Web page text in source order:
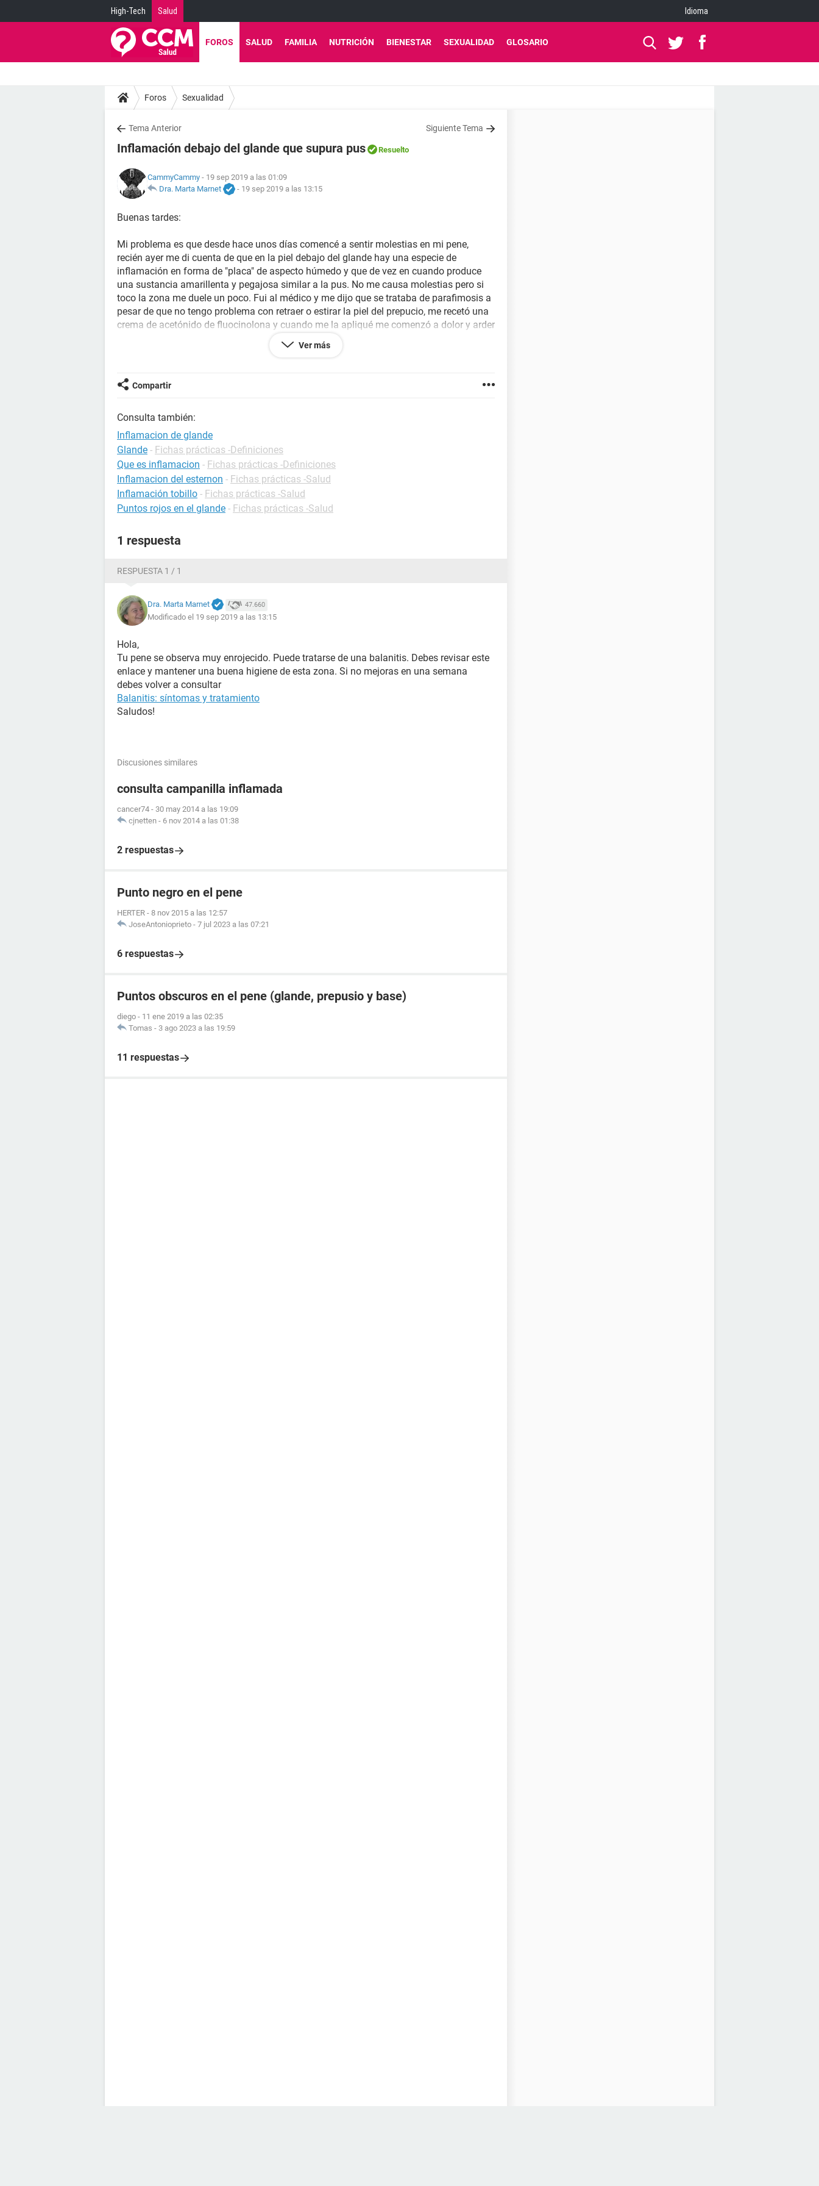
High-Tech Salud Idioma
FOROS SALUD FAMILIA NUTRICIÓN BIENESTAR SEXUALIDAD GLOSARIO
Foros Sexualidad
Tema Anterior Siguiente Tema
Inflamación debajo del glande que supura pus Resuelto
CammyCammy - 19 sep 2019 a las 01:09
Dra. Marta Marnet
- 19 sep 2019 a las 13:15
Buenas tardes:
Mi problema es que desde hace unos días comencé a sentir molestias en mi pene,
recién ayer me di cuenta de que en la piel debajo del glande hay una especie de
inflamación en forma de "placa" de aspecto húmedo y que de vez en cuando produce
una sustancia amarillenta y pegajosa similar a la pus. No me causa molestias pero si
toco la zona me duele un poco. Fui al médico y me dijo que se trataba de parafimosis a
pesar de que no tengo problema con retraer o estirar la piel del prepucio, me recetó una
crema de acetónido de fluocinolona y cuando me la apliqué me comenzó a dolor y arder
sea el inadecuado. ¿Qué otra cosa podría ser?.
Ver más
Compartir
Consulta también:
Inflamacion de glande
Glande - Fichas prácticas -Definiciones
Que es inflamacion - Fichas prácticas -Definiciones
Inflamacion del esternon - Fichas prácticas -Salud
Inflamación tobillo - Fichas prácticas -Salud
Puntos rojos en el glande - Fichas prácticas -Salud
1 respuesta
RESPUESTA 1 / 1
Dra. Marta Marnet 47.660
Modificado el 19 sep 2019 a las 13:15
Hola,
Tu pene se observa muy enrojecido. Puede tratarse de una balanitis. Debes revisar este
enlace y mantener una buena higiene de esta zona. Si no mejoras en una semana
debes volver a consultar
Balanitis: síntomas y tratamiento
Saludos!
Discusiones similares
consulta campanilla inflamada
cancer74 - 30 may 2014 a las 19:09
cjnetten - 6 nov 2014 a las 01:38
2 respuestas
Punto negro en el pene
HERTER - 8 nov 2015 a las 12:57
JoseAntonioprieto - 7 jul 2023 a las 07:21
6 respuestas
Puntos obscuros en el pene (glande, prepusio y base)
diego - 11 ene 2019 a las 02:35
Tomas - 3 ago 2023 a las 19:59
11 respuestas